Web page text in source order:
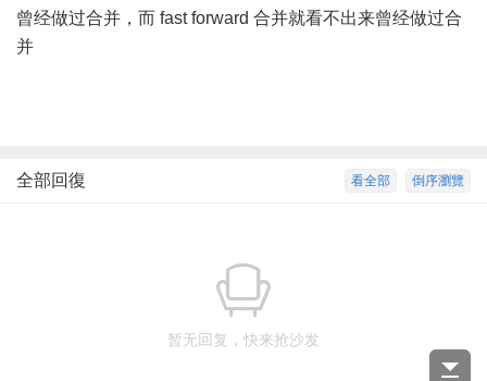
曾经做过合并，而 fast forward 合并就看不出来曾经做过合
并
倒序瀏覽
看全部
全部回復
暂无回复，快来抢沙发